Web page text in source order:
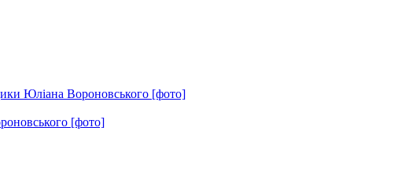
Юліана Вороновського [фото]
[фото]